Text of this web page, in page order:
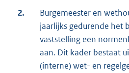
2.
Burgemeester en
jaarlijks gedurende het
vaststelling een
aan. Dit kader bestaat
(interne) wet- en